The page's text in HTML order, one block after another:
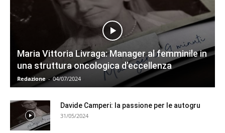
Maria Vittoria Livraga: Manager al femminile in
una struttura oncologica d’eccellenza
Redazione - 04/07/2024
Davide Camperi: la passione per le autogru
31/05/2024